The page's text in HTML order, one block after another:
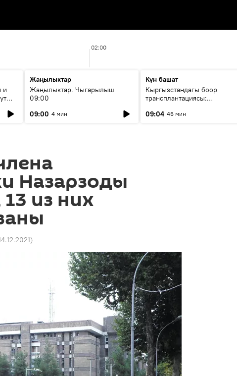
02:00
и
Жаңылыктар
Жаңылыктар. Чыгарылыш
09:00
09:00 4 мин
Күн башат
Кыргызстандагы боор
трансплантациясы:
келечеги
09:04 46 мин
Назарзоды
из них
)